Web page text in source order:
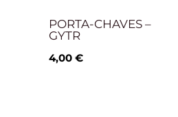
PORTA-CHAVES –
GYTR
4,00 €